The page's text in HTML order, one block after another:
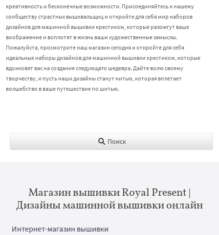
креативность и бесконечные возможности. Присоединяйтесь к нашему
сообществу страстных вышивальщиц и откройте для себя мир наборов
дизайнов для машинной вышивки крестиком, которые разожгут ваше
воображение и воплотят в жизнь ваши художественные замыслы.
Пожалуйста, просмотрите наш магазин сегодня и откройте для себя
идеальные наборы дизайнов для машинной вышивки крестиком, которые
вдохновят вас на создание следующего шедевра. Дайте волю своему
творчеству, и пусть наши дизайны станут нитью, которая вплетает
волшебство в ваше путешествие по шитью.
Поиск
Магазин вышивки Royal Present |
Дизайны машинной вышивки онлайн
Интернет-магазин вышивки